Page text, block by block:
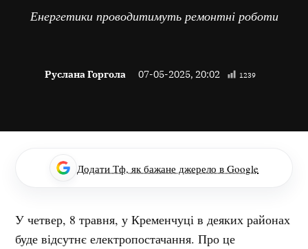
Енергетики проводитимуть ремонтні роботи
Руслана Горгола 07-05-2025, 20:02 1239
Додати Тф, як бажане джерело в Google
У четвер, 8 травня, у Кременчуці в деяких районах
буде відсутнє електропостачання. Про це